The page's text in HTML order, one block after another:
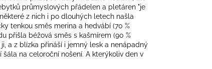
průmyslových přádelen a pletáren "je
z nich i po dlouhých letech našla
tenkou směs merina a hedvábí (70 %
přišla béžová směs s kašmírem (90 %
a z blízka přináší i jemný lesk a nenápadný
na celoroční nošení. A kterýkoliv den v